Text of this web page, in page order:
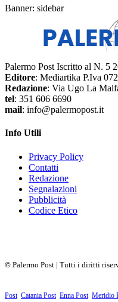
Banner: sidebar
Palermo Post Iscritto al N. 5
Editore: Mediartika P.Iva
Redazione: Via Ugo La
tel: 351 606 6690
mail: info@palermopost.it
Info Utili
Privacy Policy
Contatti
Redazione
Segnalazioni
Pubblicità
Codice Etico
© Palermo Post | Tutti i diritti
Post, Catania Post, Enna Post, Meridio